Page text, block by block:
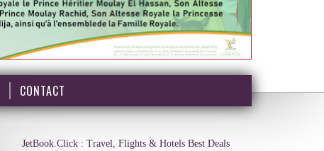
CONTACT
JetBook.Click : Travel, Flights & Hotels Best Deals